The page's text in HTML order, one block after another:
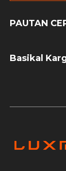
PAUTAN
Basikal